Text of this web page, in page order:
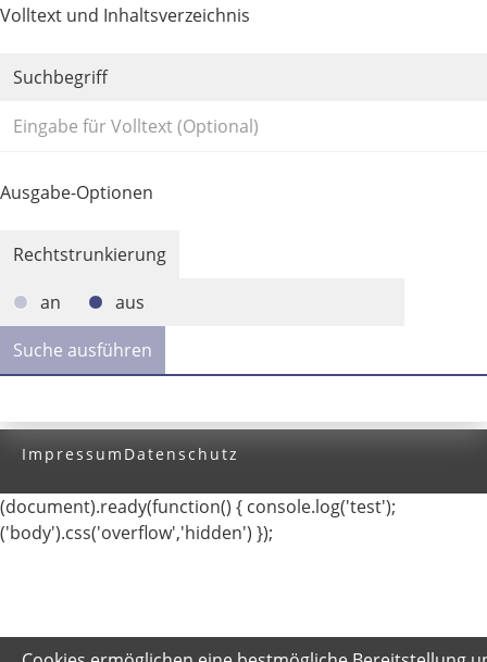
Volltext und Inhaltsverzeichnis
Suchbegriff
Ausgabe-Optionen
Rechtstrunkierung
an
aus
Impressum Datenschutz
(document).ready(function() { console.log('test');
('body').css('overflow','hidden') });